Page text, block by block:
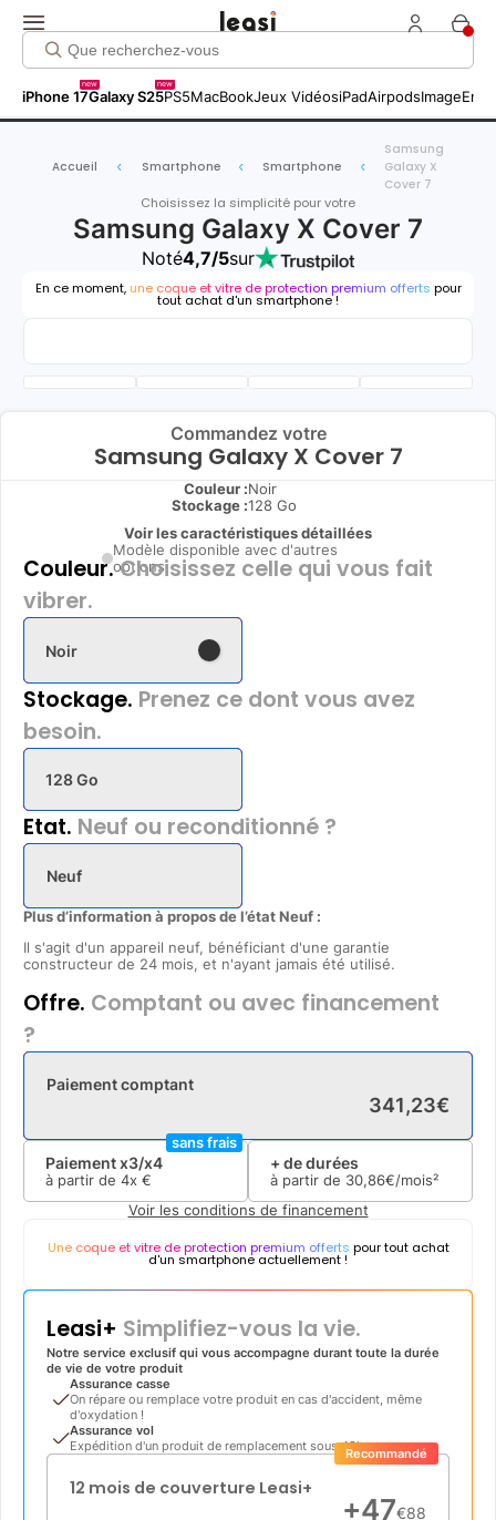
iPhone 17
new
Galaxy S25
new
PS5MacBookJeux VidéosiPadAirpodsImage
Accueil Smartphone Smartphone
Samsung
Galaxy X
Cover 7
Choisissez la simplicité pour votre
Samsung Galaxy X Cover 7
Noté4,7/5sur
En ce moment, une coque et vitre de protection premium offerts pour
tout achat d'un smartphone !
Commandez votre
Samsung Galaxy X Cover 7
Couleur :Noir
Stockage :128 Go
Voir les caractéristiques détaillées
Modèle disponible avec d'autres
options
Couleur.Choisissez celle qui vous fait
vibrer.
Noir
Stockage. Prenez ce dont vous avez
besoin.
128 Go
Etat. Neuf ou reconditionné ?
Neuf
Plus d’information à propos de l’état Neuf :
Il s'agit d'un appareil neuf, bénéficiant d'une garantie
constructeur de 24 mois, et n'ayant jamais été utilisé.
Offre. Comptant ou avec financement
?
Paiement comptant
341,23€
Paiement x3/x4
à partir de 4x €
sans frais
+ de durées
à partir de 30,86€/mois²
Voir les conditions de financement
Une coque et vitre de protection premium offerts pour tout achat
d'un smartphone actuellement !
Leasi+ Simplifiez-vous la vie.
Notre service exclusif qui vous accompagne durant toute la durée
de vie de votre produit
Assurance casse
On répare ou remplace votre produit en cas d'accident, même
d'oxydation !
Assurance vol
Expédition d'un produit de remplacement sous 48h
12 mois de couverture Leasi+
+47€88
Recommandé